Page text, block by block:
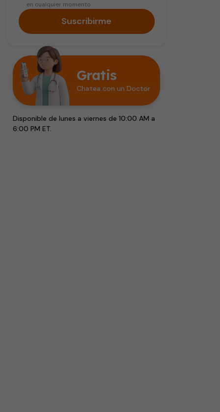
en cualquier momento.
Suscribirme
Gratis
Chatea con un Doctor
Disponible de lunes a viernes de 10:00 AM a
6:00 PM ET.